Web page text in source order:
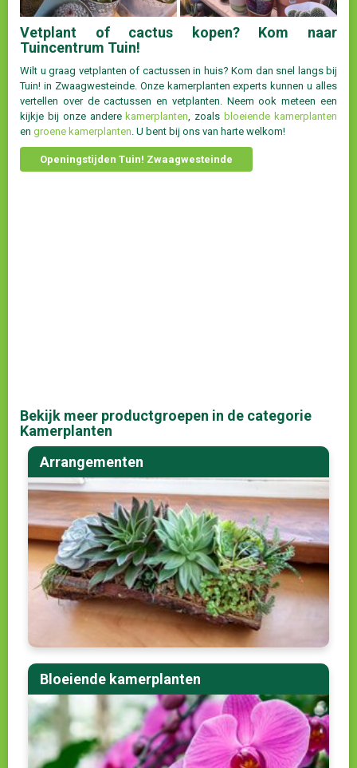
Vetplant of cactus kopen? Kom naar
Tuincentrum Tuin!
Wilt u graag vetplanten of cactussen in huis? Kom dan snel langs bij
Tuin! in Zwaagwesteinde. Onze kamerplanten experts kunnen u alles
vertellen over de cactussen en vetplanten. Neem ook meteen een
kijkje bij onze andere kamerplanten, zoals bloeiende kamerplanten
en groene kamerplanten. U bent bij ons van harte welkom!
Openingstijden Tuin! Zwaagwesteinde
Bekijk meer productgroepen in de categorie
Kamerplanten
Arrangementen
Bloeiende kamerplanten